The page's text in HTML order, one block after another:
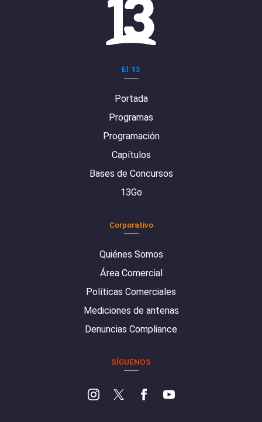
El 13
Portada
Programas
Programación
Capítulos
Bases de Concursos
13Go
Corporativo
Quiénes Somos
Área Comercial
Políticas Comerciales
Mediciones de antenas
Denuncias Compliance
SÍGUENOS